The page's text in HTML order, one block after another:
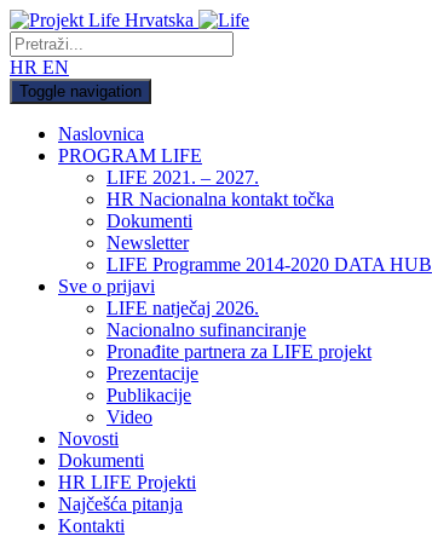
HR EN
Toggle navigation
Naslovnica
PROGRAM LIFE
LIFE 2021. – 2027.
HR Nacionalna kontakt točka
Dokumenti
Newsletter
LIFE Programme 2014-2020 DATA HUB
Sve o prijavi
LIFE natječaj 2026.
Nacionalno sufinanciranje
Pronađite partnera za LIFE projekt
Prezentacije
Publikacije
Video
Novosti
Dokumenti
HR LIFE Projekti
Najčešća pitanja
Kontakti